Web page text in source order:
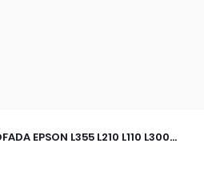
EPSON L355 L210 L110 L300